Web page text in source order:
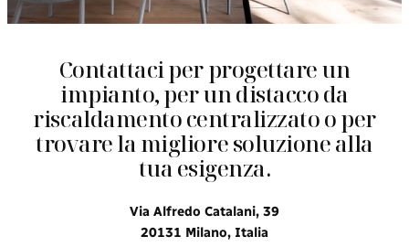
Contattaci per progettare un
impianto, per un distacco da
riscaldamento centralizzato o per
trovare la migliore soluzione alla
tua esigenza.
Via Alfredo Catalani, 39
20131 Milano, Italia